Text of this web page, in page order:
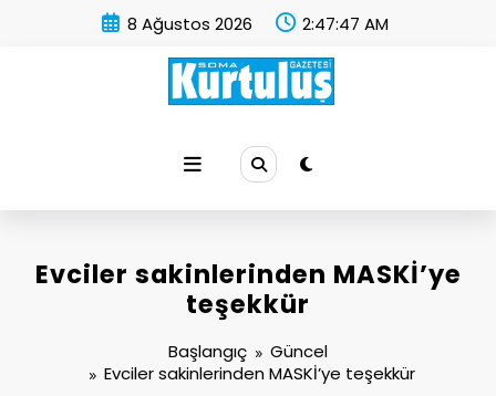
8 Ağustos 2026 2:47:48 AM
Evciler sakinlerinden MASKİ’ye
teşekkür
Başlangıç
Güncel
Evciler sakinlerinden MASKİ’ye teşekkür